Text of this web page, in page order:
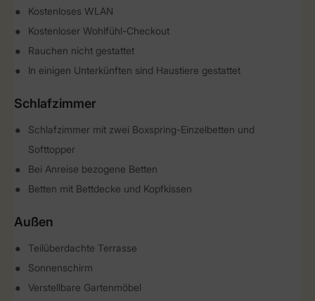
Kostenloses WLAN
Kostenloser Wohlfühl-Checkout
Rauchen nicht gestattet
In einigen Unterkünften sind Haustiere gestattet
Schlafzimmer
Schlafzimmer mit zwei Boxspring-Einzelbetten und
Softtopper
Bei Anreise bezogene Betten
Betten mit Bettdecke und Kopfkissen
Außen
Teilüberdachte Terrasse
Sonnenschirm
Verstellbare Gartenmöbel